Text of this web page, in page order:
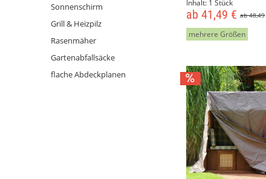
Sonnenschirm
Grill & Heizpilz
Rasenmäher
Gartenabfallsäcke
flache Abdeckplanen
Inhalt: 1 Stück
ab 48,49
ab 41,49 €
mehrere Größen